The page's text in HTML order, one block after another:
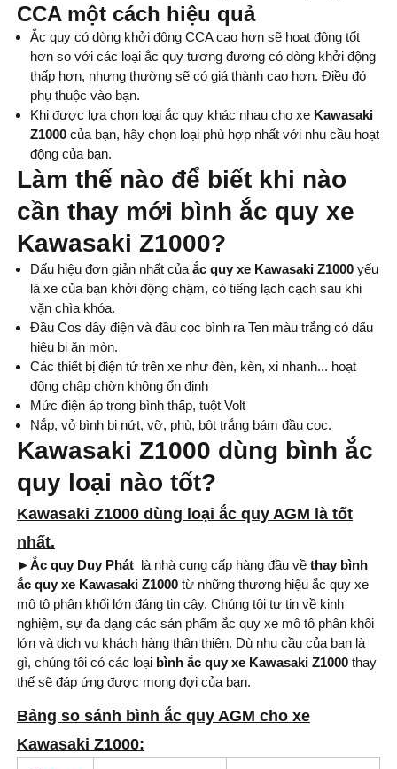
CCA một cách hiệu quả
Ắc quy có dòng khởi động CCA cao hơn sẽ hoạt động tốt
hơn so với các loại ắc quy tương đương có dòng khởi động
thấp hơn, nhưng thường sẽ có giá thành cao hơn. Điều đó
phụ thuộc vào bạn.
Khi được lựa chọn loại ắc quy khác nhau cho xe Kawasaki
Z1000 của bạn, hãy chọn loại phù hợp nhất với nhu cầu hoạt
động của bạn.
Làm thế nào để biết khi nào
cần thay mới bình ắc quy xe
Kawasaki Z1000?
Dấu hiệu đơn giản nhất của ắc quy xe Kawasaki Z1000 yếu
là xe của bạn khởi động chậm, có tiếng lạch cạch sau khi
vặn chìa khóa.
Đầu Cos dây điện và đầu cọc bình ra Ten màu trắng có dấu
hiệu bị ăn mòn.
Các thiết bị điện tử trên xe như đèn, kèn, xi nhanh... hoạt
động chập chờn không ổn định
Mức điện áp trong bình thấp, tuột Volt
Nắp, vỏ bình bị nứt, vỡ, phù, bột trắng bám đầu cọc.
Kawasaki Z1000 dùng bình ắc
quy loại nào tốt?
Kawasaki Z1000 dùng loại ắc quy AGM là tốt
nhất.
►Ắc quy Duy Phát là nhà cung cấp hàng đầu về thay bình
ắc quy xe Kawasaki Z1000 từ những thương hiệu ắc quy xe
mô tô phân khối lớn đáng tin cậy. Chúng tôi tự tin về kinh
nghiệm, sự đa dạng các sản phẩm ắc quy xe mô tô phân khối
lớn và dịch vụ khách hàng thân thiện. Dù nhu cầu của bạn là
gì, chúng tôi có các loại bình ắc quy xe Kawasaki Z1000 thay
thế sẽ đáp ứng được mong đợi của bạn.
Bảng so sánh bình ắc quy AGM cho xe
Kawasaki Z1000: